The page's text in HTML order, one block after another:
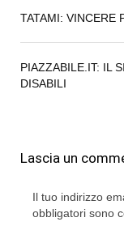
TATAMI: VINCERE
PIAZZABILE.IT: IL
DISABILI
Lascia un
Il tuo indirizzo
obbligatori sono